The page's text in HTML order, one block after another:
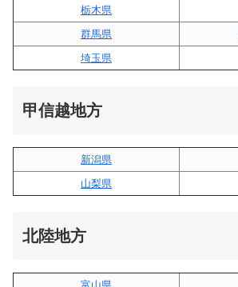
栃木県
群馬県
埼玉県
甲信越地方
新潟県
山梨県
北陸地方